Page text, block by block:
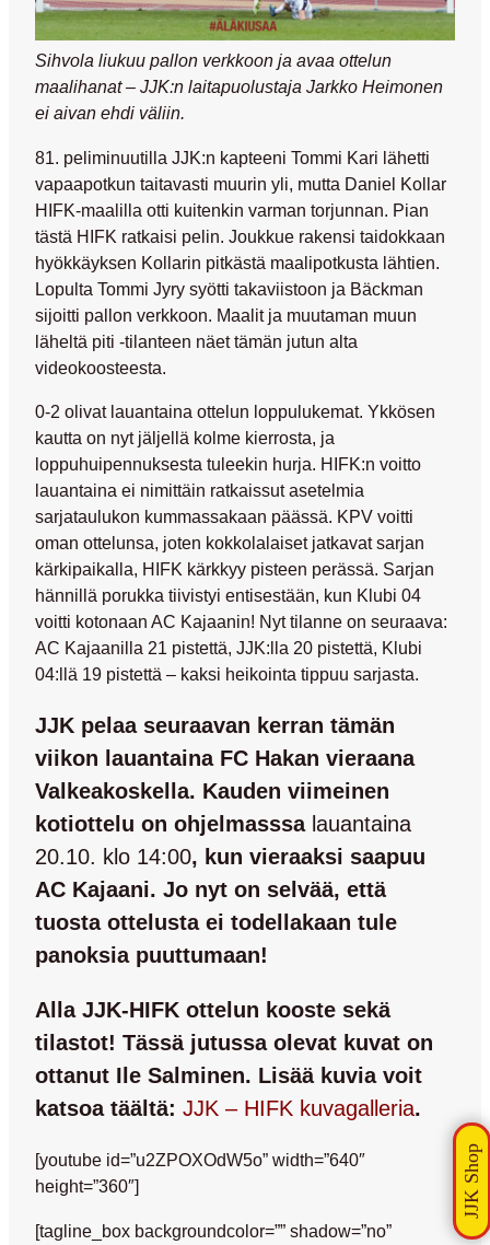
Sihvola liukuu pallon verkkoon ja avaa ottelun
maalihanat – JJK:n laitapuolustaja Jarkko Heimonen
ei aivan ehdi väliin.
81. peliminuutilla JJK:n kapteeni Tommi Kari lähetti
vapaapotkun taitavasti muurin yli, mutta Daniel Kollar
HIFK-maalilla otti kuitenkin varman torjunnan. Pian
tästä HIFK ratkaisi pelin. Joukkue rakensi taidokkaan
hyökkäyksen Kollarin pitkästä maalipotkusta lähtien.
Lopulta Tommi Jyry syötti takaviistoon ja Bäckman
sijoitti pallon verkkoon. Maalit ja muutaman muun
läheltä piti -tilanteen näet tämän jutun alta
videokoosteesta.
0-2 olivat lauantaina ottelun loppulukemat. Ykkösen
kautta on nyt jäljellä kolme kierrosta, ja
loppuhuipennuksesta tuleekin hurja. HIFK:n voitto
lauantaina ei nimittäin ratkaissut asetelmia
sarjataulukon kummassakaan päässä. KPV voitti
oman ottelunsa, joten kokkolalaiset jatkavat sarjan
kärkipaikalla, HIFK kärkkyy pisteen perässä. Sarjan
hännillä porukka tiivistyi entisestään, kun Klubi 04
voitti kotonaan AC Kajaanin! Nyt tilanne on seuraava:
AC Kajaanilla 21 pistettä, JJK:lla 20 pistettä, Klubi
04:llä 19 pistettä – kaksi heikointa tippuu sarjasta.
JJK pelaa seuraavan kerran tämän
viikon lauantaina FC Hakan vieraana
Valkeakoskella. Kauden viimeinen
kotiottelu on ohjelmasssa lauantaina
20.10. klo 14:00, kun vieraaksi saapuu
AC Kajaani. Jo nyt on selvää, että
tuosta ottelusta ei todellakaan tule
panoksia puuttumaan!
Alla JJK-HIFK ottelun kooste sekä
tilastot! Tässä jutussa olevat kuvat on
ottanut Ile Salminen. Lisää kuvia voit
katsoa täältä: JJK – HIFK kuvagalleria.
[youtube id=”u2ZPOXOdW5o” width=”640″
height=”360″]
[tagline_box backgroundcolor=”” shadow=”no”